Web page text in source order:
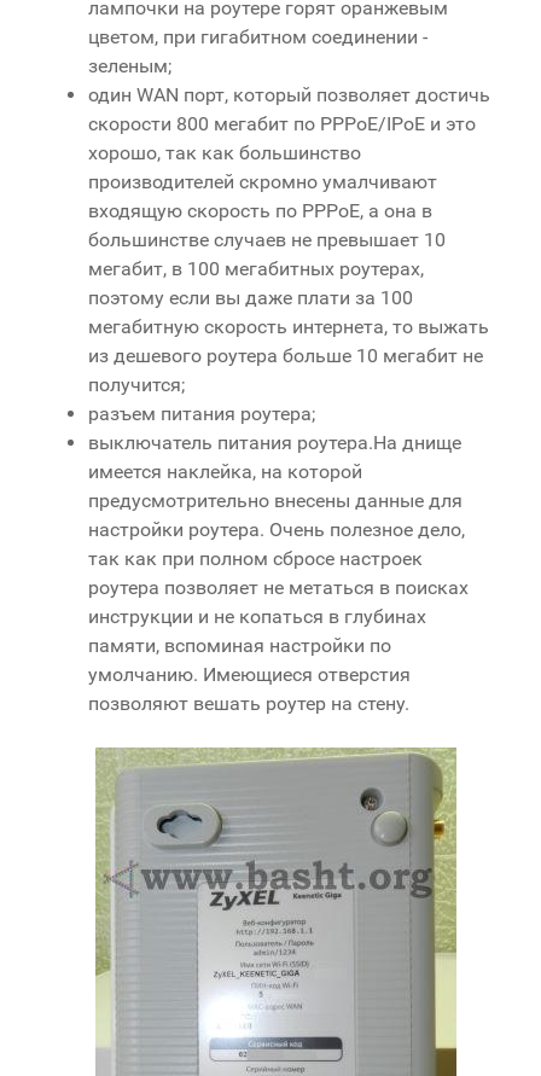
лампочки на роутере горят оранжевым
цветом, при гигабитном соединении -
зеленым;
один WAN порт, который позволяет достичь
скорости 800 мегабит по PPPoE/IPoE и это
хорошо, так как большинство
производителей скромно умалчивают
входящую скорость по PPPoE, а она в
большинстве случаев не превышает 10
мегабит, в 100 мегабитных роутерах,
поэтому если вы даже плати за 100
мегабитную скорость интернета, то выжать
из дешевого роутера больше 10 мегабит не
получится;
разъем питания роутера;
выключатель питания роутера.На днище
имеется наклейка, на которой
предусмотрительно внесены данные для
настройки роутера. Очень полезное дело,
так как при полном сбросе настроек
роутера позволяет не метаться в поисках
инструкции и не копаться в глубинах
памяти, вспоминая настройки по
умолчанию. Имеющиеся отверстия
позволяют вешать роутер на стену.